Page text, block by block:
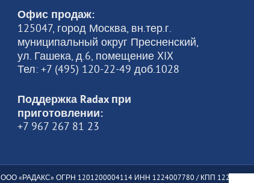
Офис продаж:
125047, город Москва, вн.тер.г.
муниципальный округ Пресненский,
ул. Гашека, д.6, помещение XIX
Тел: +7 (495) 120-22-49 доб.1028
Поддержка Radax при
приготовлении:
+7 967 267 81 23
ООО «РАДАКС» ОГРН 1201200004114 ИНН 1224007780 / КПП 122401001